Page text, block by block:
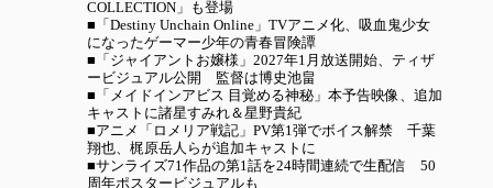
COLLECTION」も登場
■「Destiny Unchain Online」TVアニメ化、吸血鬼少女
になったゲーマー少年の青春冒険譚
■「ジャイアントお嬢様」2027年1月放送開始、ティザ
ービジュアル公開 監督は博史池畠
■「メイドインアビス 目覚める神秘」本予告映像、追加
キャストに諸星すみれ＆星野貴紀
■アニメ「ロメリア戦記」PV第1弾でボイス解禁 千葉
翔也、梶原岳人らが追加キャストに
■サンライズ71作品の第1話を24時間連続で生配信 50
周年ポスタービジュアルも